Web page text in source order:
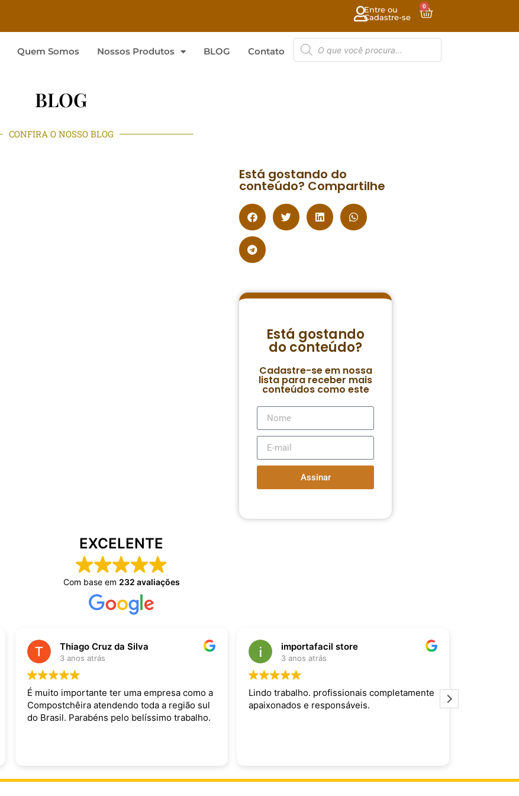
Entre ou
Cadastre-se
0
Quem Somos Nossos Produtos BLOG Contato
BLOG
CONFIRA O NOSSO BLOG
Está gostando do
conteúdo? Compartilhe
Está gostando
do conteúdo?
Cadastre-se em nossa
lista para receber mais
conteúdos como este
Assinar
EXCELENTE
Com base em 232 avaliações
Thiago Cruz da Silva
3 anos atrás
É muito importante ter uma empresa como a
Compostchêira atendendo toda a região sul
do Brasil. Parabéns pelo belíssimo trabalho.
importafacil store
3 anos atrás
Lindo trabalho. profissionais completamente
apaixonados e responsáveis.